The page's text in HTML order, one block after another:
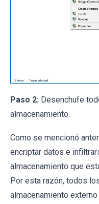
Paso 2: Desenchufe
almacenamiento.
Como se mencionó
encriptar datos e
almacenamiento que
Por esta razón, todos
almacenamiento